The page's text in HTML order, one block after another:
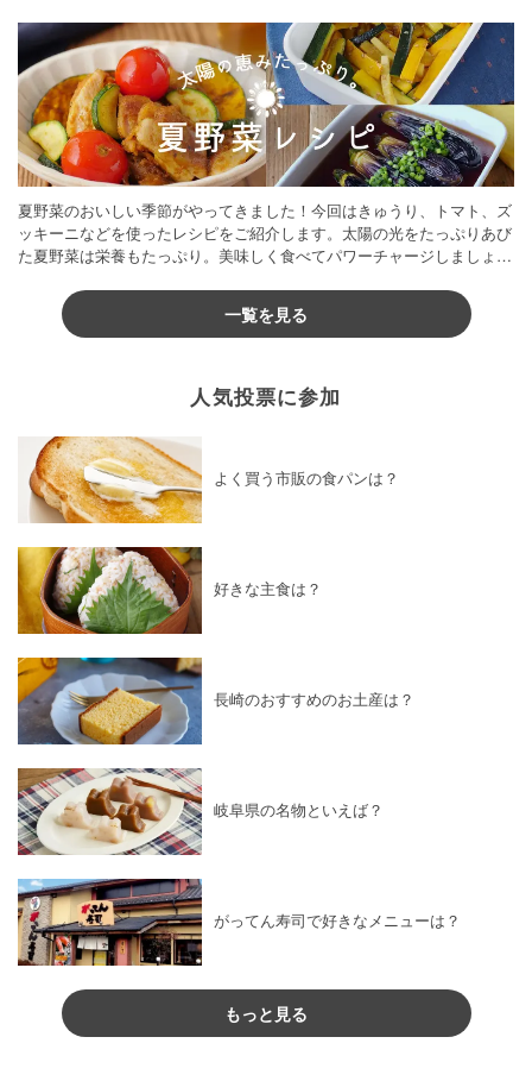
夏野菜のおいしい季節がやってきました！今回はきゅうり、トマト、ズ
ッキーニなどを使ったレシピをご紹介します。太陽の光をたっぷりあび
た夏野菜は栄養もたっぷり。美味しく食べてパワーチャージしましょう
一覧を見る
人気投票に参加
よく買う市販の食パンは？
好きな主食は？
長崎のおすすめのお土産は？
岐阜県の名物といえば？
がってん寿司で好きなメニューは？
もっと見る